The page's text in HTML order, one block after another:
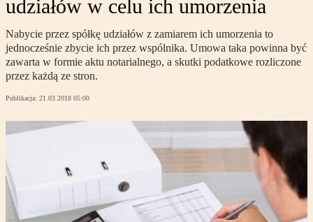
udziałów w celu ich umorzenia
Nabycie przez spółkę udziałów z zamiarem ich umorzenia to
jednocześnie zbycie ich przez wspólnika. Umowa taka powinna być
zawarta w formie aktu notarialnego, a skutki podatkowe rozliczone
przez każdą ze stron.
Publikacja: 21.03.2018 05:00